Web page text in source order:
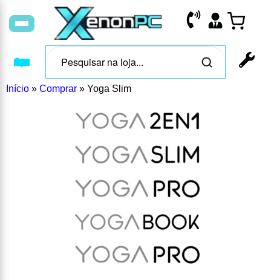
Início » Comprar » Yoga Slim